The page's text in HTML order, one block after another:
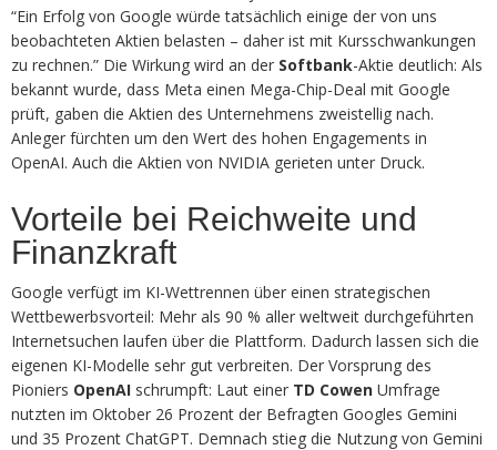
“Ein Erfolg von Google würde tatsächlich einige der von uns
beobachteten Aktien belasten – daher ist mit Kursschwankungen
zu rechnen.” Die Wirkung wird an der Softbank-Aktie deutlich: Als
bekannt wurde, dass Meta einen Mega-Chip-Deal mit Google
prüft, gaben die Aktien des Unternehmens zweistellig nach.
Anleger fürchten um den Wert des hohen Engagements in
OpenAI. Auch die Aktien von NVIDIA gerieten unter Druck.
Vorteile bei Reichweite und
Finanzkraft
Google verfügt im KI-Wettrennen über einen strategischen
Wettbewerbsvorteil: Mehr als 90 % aller weltweit durchgeführten
Internetsuchen laufen über die Plattform. Dadurch lassen sich die
eigenen KI-Modelle sehr gut verbreiten. Der Vorsprung des
Pioniers OpenAI schrumpft: Laut einer TD Cowen Umfrage
nutzten im Oktober 26 Prozent der Befragten Googles Gemini
und 35 Prozent ChatGPT. Demnach stieg die Nutzung von Gemini